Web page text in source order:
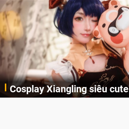
Cosplay Xiangling siêu cute